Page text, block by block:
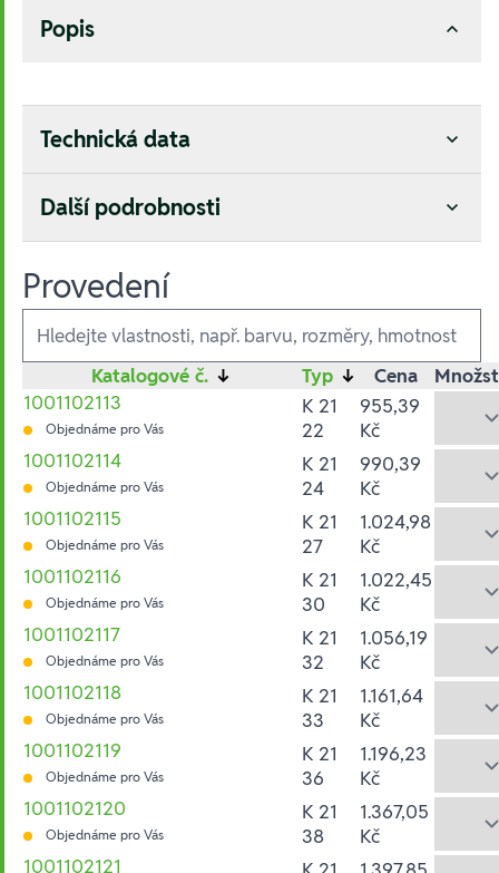
Popis
Technická data
Další podrobnosti
Provedení
Ausführungen
Katalogové č. ↓ Typ ↓ Cena
1001102113
Objednáme pro Vás
K 21
22
955,39
Kč
1001102114
Objednáme pro Vás
K 21
24
990,39
Kč
1001102115
Objednáme pro Vás
K 21
27
1.024,98
Kč
1001102116
Objednáme pro Vás
K 21
30
1.022,45
Kč
1001102117
Objednáme pro Vás
K 21
32
1.056,19
Kč
1001102118
Objednáme pro Vás
K 21
33
1.161,64
Kč
1001102119
Objednáme pro Vás
K 21
36
1.196,23
Kč
1001102120
Objednáme pro Vás
K 21
38
1.367,05
Kč
1001102121